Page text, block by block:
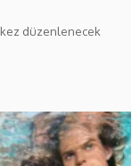
kez düzenlenecek